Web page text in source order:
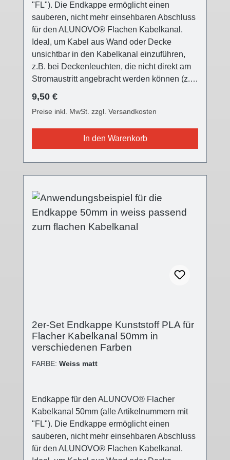
"FL"). Die Endkappe ermöglicht einen
sauberen, nicht mehr einsehbaren Abschluss
für den ALUNOVO® Flachen Kabelkanal.
Ideal, um Kabel aus Wand oder Decke
unsichtbar in den Kabelkanal einzuführen,
z.B. bei Deckenleuchten, die nicht direkt am
Stromaustritt angebracht werden können (z.B.
Endkappe ist in drei verschiedenen
Oberflächen farblich passend für alle
Kabelkanalvarianten und setzt einen
modernen Akzent. Die Front ist mit einer
das offene Ende des Kabelkanals
aufgesteckt. Zusätzlich befinden sich zwei
runde Bereiche an der Endkappe, die am
besten mit einem Cuttermesser,
ausgeschnitten werden können, um 1 oder 2
Kabel mit einem maximalen Durchmesser
Oberflächen- Abdeckung: (B):50mm; (L):5mm;
Abdeckkappen
Regulärer Preis:
9,50 €
Preise inkl. MwSt. zzgl. Versandkosten
In den Warenkorb
2er-Set Endkappe Kunststoff PLA für
Flacher Kabelkanal 50mm in
verschiedenen Farben
FARBE: Weiss matt
Endkappe für den ALUNOVO® Flacher
Kabelkanal 50mm (alle Artikelnummern mit
"FL"). Die Endkappe ermöglicht einen
sauberen, nicht mehr einsehbaren Abschluss
für den ALUNOVO® Flachen Kabelkanal.